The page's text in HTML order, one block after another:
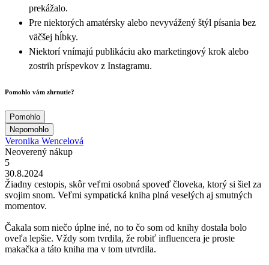
prekážalo.
Pre niektorých amatérsky alebo nevyvážený štýl písania bez
väčšej hĺbky.
Niektorí vnímajú publikáciu ako marketingový krok alebo
zostrih príspevkov z Instagramu.
Pomohlo vám zhrnutie?
Pomohlo
Nepomohlo
Veronika Wencelová
Neoverený nákup
5
30.8.2024
Žiadny cestopis, skôr veľmi osobná spoveď človeka, ktorý si šiel za
svojim snom. Veľmi sympatická kniha plná veselých aj smutných
momentov.
Čakala som niečo úplne iné, no to čo som od knihy dostala bolo
oveľa lepšie. Vždy som tvrdila, že robiť influencera je proste
makačka a táto kniha ma v tom utvrdila.